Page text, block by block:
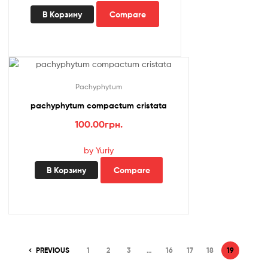
В Корзину Compare
Pachyphytum
pachyphytum compactum cristata
100.00грн.
by Yuriy
В Корзину Compare
PREVIOUS 1 2 3 … 16 17 18 19